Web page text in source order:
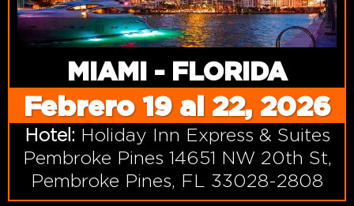
MIAMI - FLORIDA
Febrero 19 al 22, 2026
Hotel: Holiday Inn Express & Suites
Pembroke Pines 14651 NW 20th St,
Pembroke Pines, FL 33028-2808